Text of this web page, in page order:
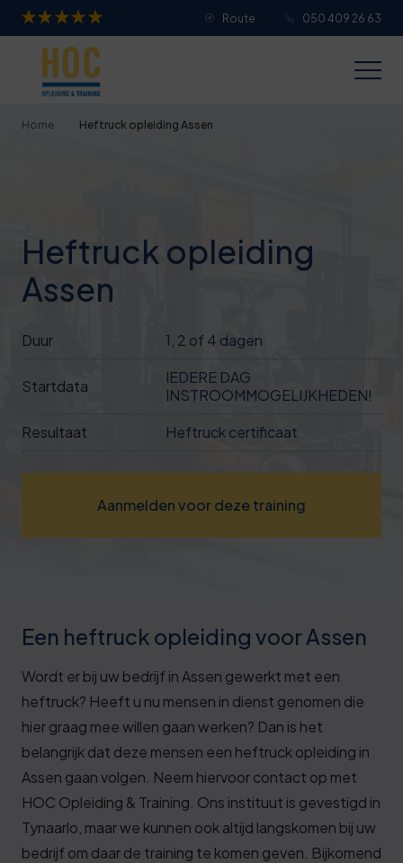
Route 050 409 26 63
Home Heftruck opleiding Assen
Heftruck opleiding
Assen
Duur 1, 2 of 4 dagen
Startdata
IEDERE DAG
INSTROOMMOGELIJKHEDEN!
Resultaat
Heftruck certificaat
Aanmelden voor deze training
Een heftruck opleiding voor Assen
Wordt er bij uw bedrijf in Assen gewerkt met een
heftruck? Heeft u nu mensen in dienst genomen die
hier graag mee willen gaan werken? Dan is het
belangrijk dat deze mensen een heftruck opleiding in
Assen gaan volgen. Neem hiervoor contact op met
HOC Opleiding & Training. Ons instituut is gevestigd in
Tynaarlo, maar we kunnen ook altijd langskomen bij uw
bedrijf om daar de training te komen geven. Bijkomend
Je overall waardering
Titel van je beoordeling
Je naam
ervaring.